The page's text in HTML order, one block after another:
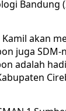
Bandung
akan
juga
adalah